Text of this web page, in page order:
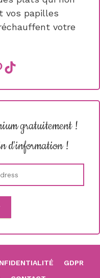
vos papilles
votre
TikTok
gratuitement !
d'information !
GDPR